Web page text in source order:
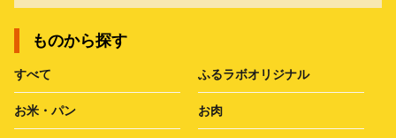
ものから探す
すべて ふるラボオリジナル
お米・パン お肉